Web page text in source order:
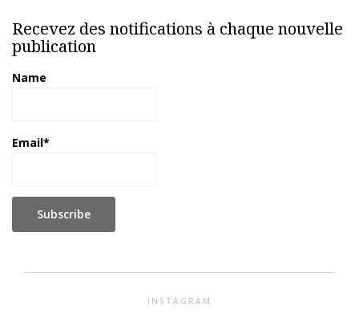
Recevez des notifications à chaque nouvelle
publication
Name
Email*
INSTAGRAM